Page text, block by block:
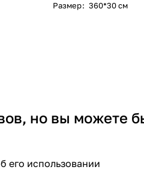
Размер: 360*30 см
но вы можете
его использовании